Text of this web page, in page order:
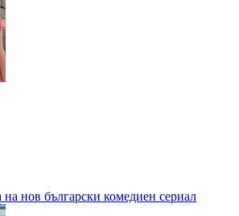
нов български комедиен сериал